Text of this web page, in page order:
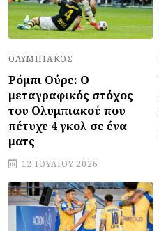
ΟΛΥΜΠΙΑΚΌΣ
Ρόμπι Ούρε: Ο
μεταγραφικός στόχος
του Ολυμπιακού που
πέτυχε 4 γκολ σε ένα
ματς
12 ΙΟΥΛΊΟΥ 2026